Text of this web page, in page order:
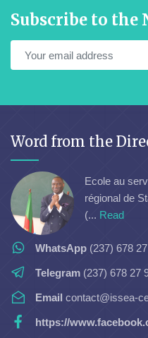
Subscribe to the
Word from the
Ecole au
régional de
(... Read
WhatsApp (237) 678
Telegram (237) 678 27
Email contact@issea-
https://